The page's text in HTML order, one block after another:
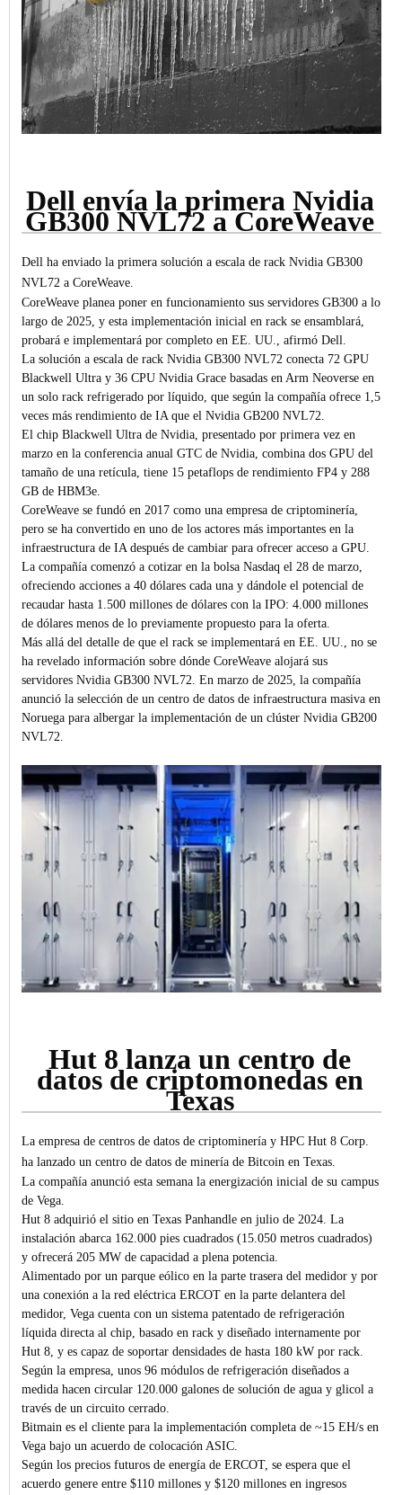
Dell envía la primera Nvidia
GB300 NVL72 a CoreWeave
Dell ha enviado la primera solución a escala de rack Nvidia GB300
NVL72 a CoreWeave.
CoreWeave planea poner en funcionamiento sus servidores GB300 a lo
largo de 2025, y esta implementación inicial en rack se ensamblará,
probará e implementará por completo en EE. UU., afirmó Dell.
La solución a escala de rack Nvidia GB300 NVL72 conecta 72 GPU
Blackwell Ultra y 36 CPU Nvidia Grace basadas en Arm Neoverse en
un solo rack refrigerado por líquido, que según la compañía ofrece 1,5
veces más rendimiento de IA que el Nvidia GB200 NVL72.
El chip Blackwell Ultra de Nvidia, presentado por primera vez en
marzo en la conferencia anual GTC de Nvidia, combina dos GPU del
tamaño de una retícula, tiene 15 petaflops de rendimiento FP4 y 288
GB de HBM3e.
CoreWeave se fundó en 2017 como una empresa de criptominería,
pero se ha convertido en uno de los actores más importantes en la
infraestructura de IA después de cambiar para ofrecer acceso a GPU.
La compañía comenzó a cotizar en la bolsa Nasdaq el 28 de marzo,
ofreciendo acciones a 40 dólares cada una y dándole el potencial de
recaudar hasta 1.500 millones de dólares con la IPO: 4.000 millones
de dólares menos de lo previamente propuesto para la oferta.
Más allá del detalle de que el rack se implementará en EE. UU., no se
ha revelado información sobre dónde CoreWeave alojará sus
servidores Nvidia GB300 NVL72. En marzo de 2025, la compañía
anunció la selección de un centro de datos de infraestructura masiva en
Noruega para albergar la implementación de un clúster Nvidia GB200
NVL72.
Hut 8 lanza un centro de
datos de criptomonedas en
Texas
La empresa de centros de datos de criptominería y HPC Hut 8 Corp.
ha lanzado un centro de datos de minería de Bitcoin en Texas.
La compañía anunció esta semana la energización inicial de su campus
de Vega.
Hut 8 adquirió el sitio en Texas Panhandle en julio de 2024. La
instalación abarca 162.000 pies cuadrados (15.050 metros cuadrados)
y ofrecerá 205 MW de capacidad a plena potencia.
Alimentado por un parque eólico en la parte trasera del medidor y por
una conexión a la red eléctrica ERCOT en la parte delantera del
medidor, Vega cuenta con un sistema patentado de refrigeración
líquida directa al chip, basado en rack y diseñado internamente por
Hut 8, y es capaz de soportar densidades de hasta 180 kW por rack.
Según la empresa, unos 96 módulos de refrigeración diseñados a
medida hacen circular 120.000 galones de solución de agua y glicol a
través de un circuito cerrado.
Bitmain es el cliente para la implementación completa de ~15 EH/s en
Vega bajo un acuerdo de colocación ASIC.
Según los precios futuros de energía de ERCOT, se espera que el
acuerdo genere entre $110 millones y $120 millones en ingresos